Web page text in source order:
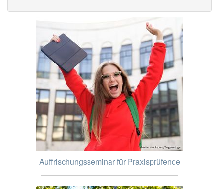
Auffrischungsseminar für Praxisprüfende